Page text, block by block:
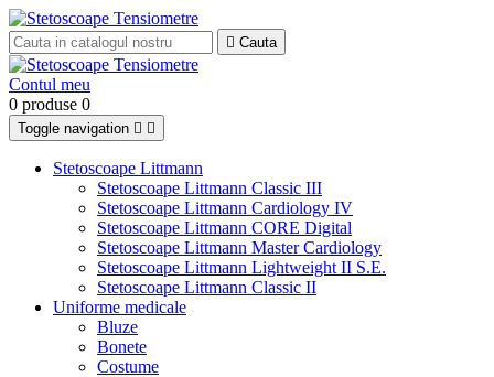
 Cauta
Contul meu
0 produse 0
Toggle navigation  
Stetoscoape Littmann
Stetoscoape Littmann Classic III
Stetoscoape Littmann Cardiology IV
Stetoscoape Littmann CORE Digital
Stetoscoape Littmann Master Cardiology
Stetoscoape Littmann Lightweight II S.E.
Stetoscoape Littmann Classic II
Uniforme medicale
Bluze
Bonete
Costume